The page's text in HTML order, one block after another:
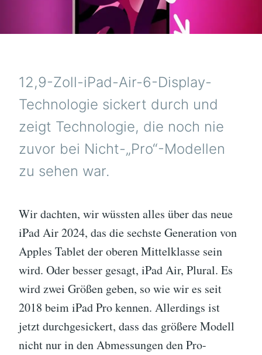
12,9-Zoll-iPad-Air-6-Display-
Technologie sickert durch und
zeigt Technologie, die noch nie
zuvor bei Nicht-„Pro“-Modellen
zu sehen war.
Wir dachten, wir wüssten alles über das neue
iPad Air 2024, das die sechste Generation von
Apples Tablet der oberen Mittelklasse sein
wird. Oder besser gesagt, iPad Air, Plural. Es
wird zwei Größen geben, so wie wir es seit
2018 beim iPad Pro kennen. Allerdings ist
jetzt durchgesickert, dass das größere Modell
nicht nur in den Abmessungen den Pro-